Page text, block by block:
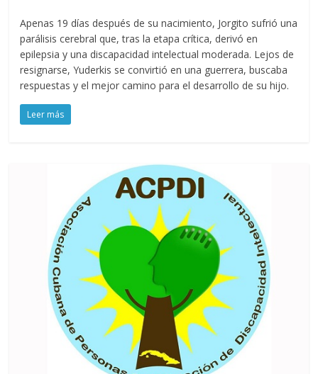
Apenas 19 días después de su nacimiento, Jorgito sufrió una
parálisis cerebral que, tras la etapa crítica, derivó en
epilepsia y una discapacidad intelectual moderada. Lejos de
resignarse, Yuderkis se convirtió en una guerrera, buscaba
respuestas y el mejor camino para el desarrollo de su hijo.
Leer más